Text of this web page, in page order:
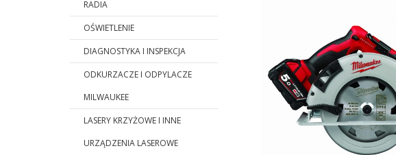
RADIA
OŚWIETLENIE
DIAGNOSTYKA I INSPEKCJA
ODKURZACZE I ODPYLACZE
MILWAUKEE
LASERY KRZYŻOWE I INNE
URZĄDZENIA LASEROWE